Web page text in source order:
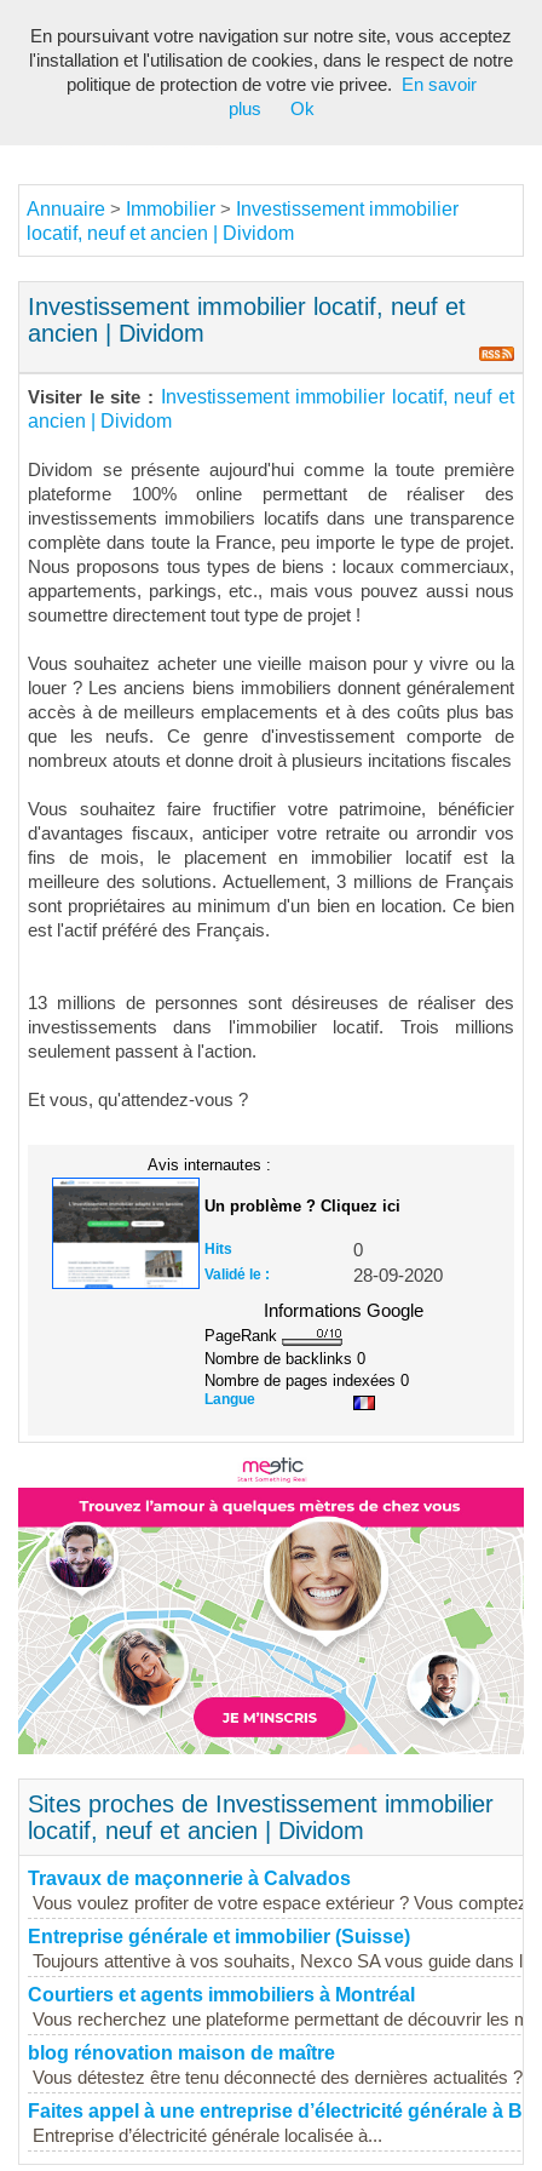
Annuaire > Immobilier >
Investissement immobilier
locatif, neuf et ancien | Dividom
Investissement immobilier locatif, neuf et
ancien | Dividom
Visiter le site :
Investissement immobilier locatif, neuf et
ancien | Dividom
Dividom se présente aujourd'hui comme la toute première
plateforme 100% online permettant de réaliser des
investissements immobiliers locatifs dans une transparence
complète dans toute la France, peu importe le type de projet.
Nous proposons tous types de biens : locaux commerciaux,
appartements, parkings, etc., mais vous pouvez aussi nous
soumettre directement tout type de projet !
Vous souhaitez acheter une vieille maison pour y vivre ou la
louer ? Les anciens biens immobiliers donnent généralement
accès à de meilleurs emplacements et à des coûts plus bas
que les neufs. Ce genre d'investissement comporte de
nombreux atouts et donne droit à plusieurs incitations fiscales
Vous souhaitez faire fructifier votre patrimoine, bénéficier
d'avantages fiscaux, anticiper votre retraite ou arrondir vos
fins de mois, le placement en immobilier locatif est la
meilleure des solutions. Actuellement, 3 millions de Français
sont propriétaires au minimum d'un bien en location. Ce bien
est l'actif préféré des Français.
13 millions de personnes sont désireuses de réaliser des
investissements dans l'immobilier locatif. Trois millions
seulement passent à l'action.
Et vous, qu'attendez-vous ?
Avis internautes :
Un problème ? Cliquez ici
Hits 0
Validé le :
28-09-2020
Informations Google
PageRank
Nombre de backlinks 0
Nombre de pages indexées 0
Langue
Sites proches de Investissement immobilier
locatif, neuf et ancien | Dividom
Travaux de maçonnerie à Calvados
Vous voulez profiter de votre espace extérieur ? Vous comptez
Entreprise générale et immobilier (Suisse)
Toujours attentive à vos souhaits, Nexco SA vous guide dans la
Courtiers et agents immobiliers à Montréal
Vous recherchez une plateforme permettant de découvrir les
blog rénovation maison de maître
Vous détestez être tenu déconnecté des dernières actualités ?
Faites appel à une entreprise d’électricité générale à
Entreprise d’électricité générale localisée à...
En poursuivant votre navigation sur notre site, vous acceptez
l'installation et l'utilisation de cookies, dans le respect de notre
politique de protection de votre vie privee.
En savoir
plus
Ok